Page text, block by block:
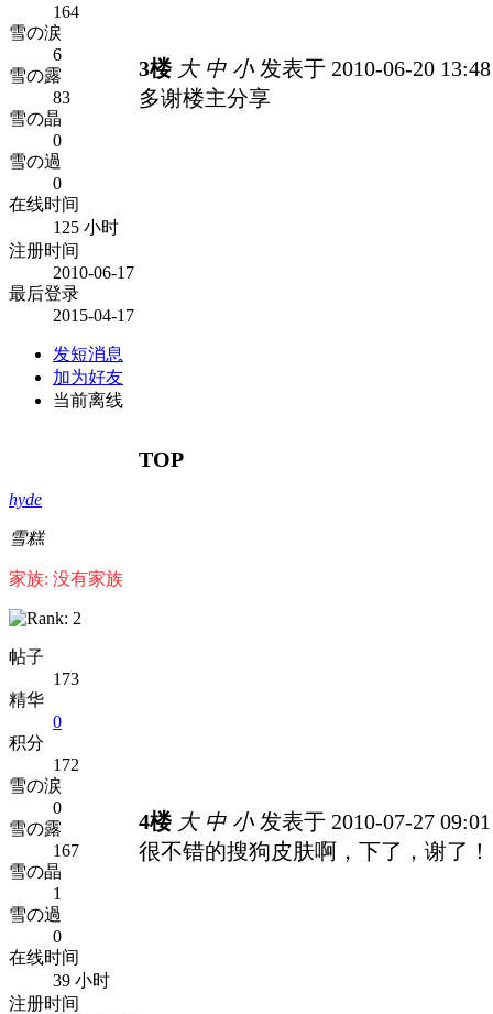
164
雪の涙
6
雪の露
83
雪の晶
0
雪の過
0
在线时间
125 小时
注册时间
2010-06-17
最后登录
2015-04-17
发短消息
加为好友
当前离线
3楼 大 中 小 发表于 2010-06-20
多谢楼主分享
TOP
hyde
雪糕
家族: 没有家族
帖子
173
精华
0
积分
172
雪の涙
0
雪の露
167
雪の晶
1
雪の過
0
在线时间
39 小时
注册时间
4楼 大 中 小 发表于 2010-07-27
很不错的搜狗皮肤啊，下了，谢了！